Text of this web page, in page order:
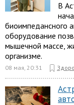
В
биоимпедансного
оборудование
мышечной массе,
организме.
08 мая, 20:31